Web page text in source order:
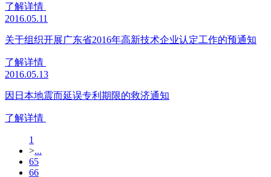
了解详情
2016.05.11
关于组织开展广东省2016年高新技术企业认定工作的预通知
了解详情
2016.05.13
因日本地震而延误专利期限的救济通知
了解详情
1
>...
65
66